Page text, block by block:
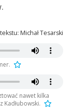
Michał Tesarski
nawet kilka
Kadłubowski.